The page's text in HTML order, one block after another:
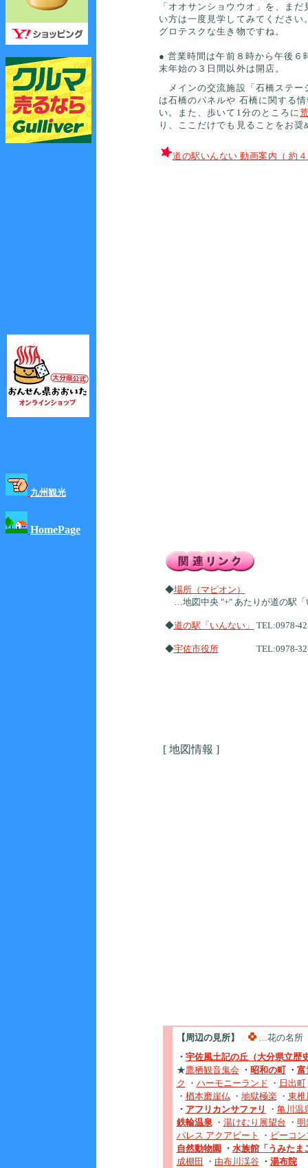
九州観光
HomePage
「オオサンショウウオ」を、まだ
い方は一度見学してみてください
グロテスクな生き物ですね。
● 営業時間は午前８時から午後６
末年始の３日間以外は開店。
メインの交流施設「石橋ステー
は石橋のパネルや 石橋に関する
い。また、歩いて1分のところに
り、ここだけでも見ることをお奨
道の駅いんない 動画案内（ 約
◆場所（マピオン）
…地図中央 "+" あたりが道の駅「
◆道の駅「いんない」 TEL:0978-
◆宇佐市役所TEL:0978-32-
[ 地図情報 ]
【周辺の見所】
…花の名所
・ 宇佐風土記の丘（大分県立歴
★鷹栖観音鬼会 ・ 昭和の町 ・ 富
ク ・ ハーモニーランド ・ 日出町
・ 楢本磨崖仏・ 地獄極楽・ 東椎
・ アフリカンサファリ ・ 亀川温
鉄輪温泉・ 湯けむり展望台 ・ 明
パレス アクアビート
・ ビーコ
自然動物園
・ 水族館「うみたま
成棚田
・ 由布川渓谷 ・ 湯布院